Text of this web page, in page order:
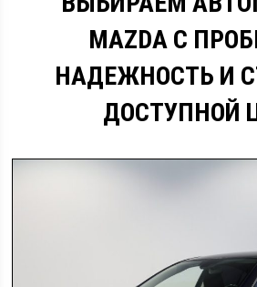
MAZDA С
НАДЕЖНОСТЬ И
ДОСТУПНОЙ